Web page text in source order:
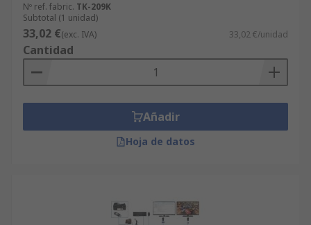
Nº ref. fabric. TK-209K
Subtotal (1 unidad)
33,02 €(exc. IVA) 33,02 €/unidad
Cantidad
Añadir
Hoja de datos